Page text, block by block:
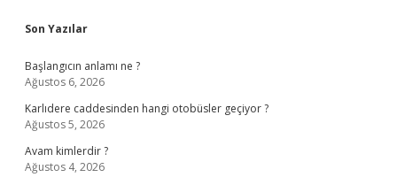
Sidebar
Son Yazılar
Başlangıcın anlamı ne ?
Ağustos 6, 2026
Karlıdere caddesinden hangi otobüsler geçiyor ?
Ağustos 5, 2026
Avam kimlerdir ?
Ağustos 4, 2026